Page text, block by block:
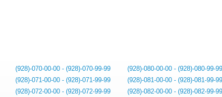
(928)-070-00-00 - (928)-070-99-99
(928)-071-00-00 - (928)-071-99-99
(928)-072-00-00 - (928)-072-99-99
(928)-080-00-00 - (928)-080-99-99
(928)-081-00-00 - (928)-081-99-99
(928)-082-00-00 - (928)-082-99-99